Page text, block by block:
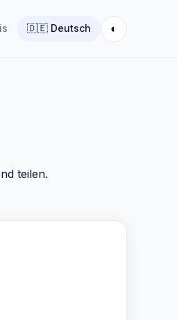
🇩🇪 Deutsch ◐
teilen.